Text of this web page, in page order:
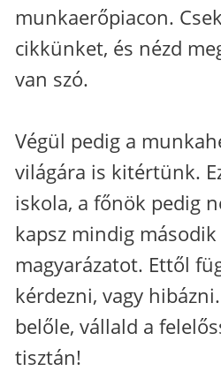
munkaerőpiacon.
cikkünket, és nézd
van szó.
Végül pedig a
világára is kitértünk.
iskola, a főnök pedig
kapsz mindig
magyarázatot. Ettől
kérdezni, vagy
belőle, vállald a
tisztán!